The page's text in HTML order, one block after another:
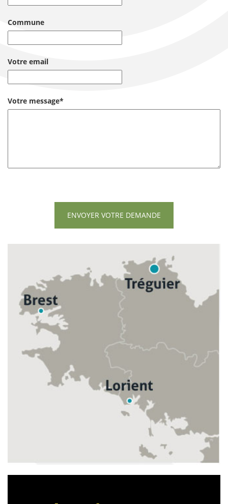
Commune
Votre email
Votre message*